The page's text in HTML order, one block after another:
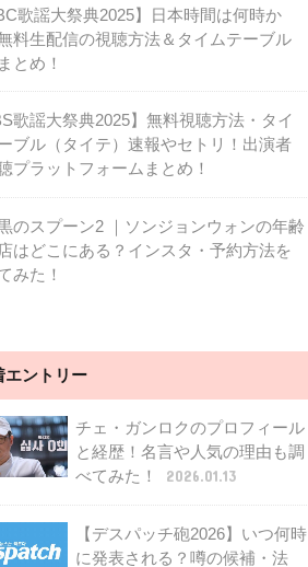
歌謡大祭典2025】日本時間は何時か
料生配信の視聴方法＆タイムテーブル
とめ！
歌謡大祭典2025】無料視聴方法・タイ
ブル（タイテ）速報やセトリ！出演者
プラットフォームまとめ！
のスプーン2 ｜ソンジョンウォンの年齢
はどこにある？インスタ・予約方法を
みた！
エントリー
チェ・ガンロクのプロフィール
と経歴！名言や人気の理由も調
べてみた！
2026.01.13
【デスパッチ砲2026】いつ何時
に発表される？噂の候補・法